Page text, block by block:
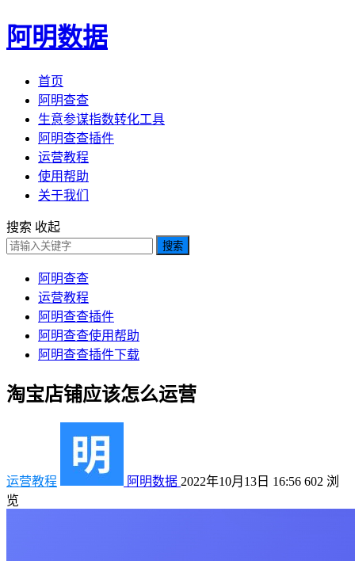
阿明数据
首页
阿明查查
生意参谋指数转化工具
阿明查查插件
运营教程
使用帮助
关于我们
搜索 收起
搜索
阿明查查
运营教程
阿明查查插件
阿明查查使用帮助
阿明查查插件下载
淘宝店铺应该怎么运营
运营教程 阿明数据 2022年10月13日 16:56 602 浏
览